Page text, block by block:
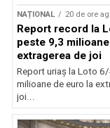
NAȚIONAL 20 de ore
Report record la
peste 9,3
extragerea de joi
Report uriaș la Loto
milioane de euro la
joi...